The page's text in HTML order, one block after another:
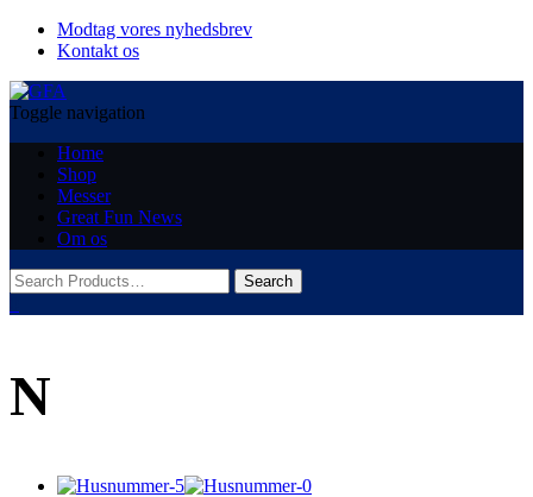
Modtag vores nyhedsbrev
Kontakt os
Toggle navigation
Home
Shop
Messer
Great Fun News
Om os
N